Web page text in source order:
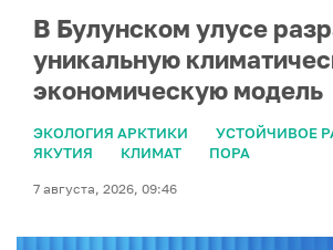
В Булунском улусе
уникальную
экономическую модель
ЭКОЛОГИЯ АРКТИКИ
УСТОЙЧИВОЕ
ЯКУТИЯ
КЛИМАТ ПОРА
7 августа, 2026, 09:46